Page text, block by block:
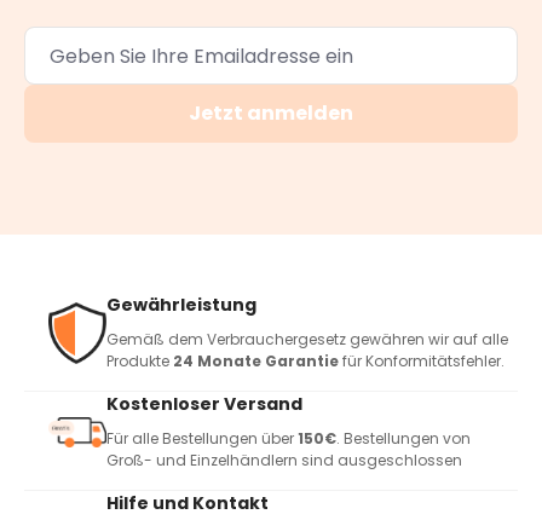
Jetzt anmelden
Gewährleistung
Gemäß dem Verbrauchergesetz gewähren wir auf alle
Produkte 24 Monate Garantiefür Konformitätsfehler.
Kostenloser Versand
Für alle Bestellungen über150€. Bestellungen von
Groß- und Einzelhändlern sind ausgeschlossen
Hilfe und Kontakt